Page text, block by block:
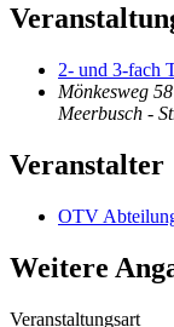
2- und 3-fach
Mönkesweg 58
Meerbusch -
Veranstalter
OTV
Weitere
Veranstaltungsart